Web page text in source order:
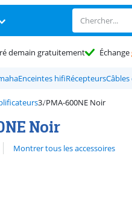
demain gratuitement Échange
Enceintes hifiRécepteurs
PMA-600NE Noir
Noir
30 avis.
Montrer tous les accessoires